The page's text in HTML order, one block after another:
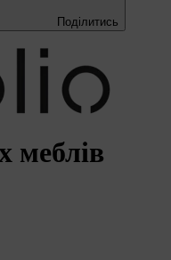
Поділитись
меблів